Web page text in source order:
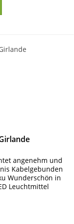
angenehm und
Kabelgebunden
Wunderschön in
Leuchtmittel